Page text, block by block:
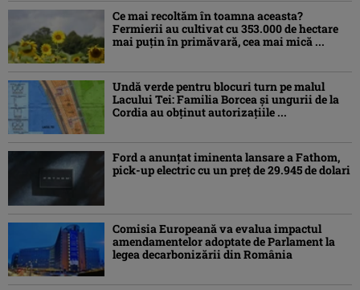
Ce mai recoltăm în toamna aceasta?
Fermierii au cultivat cu 353.000 de hectare
mai puțin în primăvară, cea mai mică ...
Undă verde pentru blocuri turn pe malul
Lacului Tei: Familia Borcea și ungurii de la
Cordia au obținut autorizațiile ...
Ford a anunțat iminenta lansare a Fathom,
pick-up electric cu un preț de 29.945 de dolari
Comisia Europeană va evalua impactul
amendamentelor adoptate de Parlament la
legea decarbonizării din România